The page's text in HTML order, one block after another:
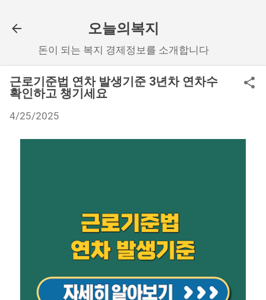
오늘의복지
돈이 되는 복지 경제정보를 소개합니다
근로기준법 연차 발생기준 3년차 연차수
확인하고 챙기세요
4/25/2025